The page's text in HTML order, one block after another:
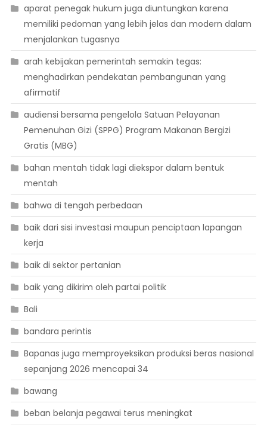
aparat penegak hukum juga diuntungkan karena
memiliki pedoman yang lebih jelas dan modern dalam
menjalankan tugasnya
arah kebijakan pemerintah semakin tegas:
menghadirkan pendekatan pembangunan yang
afirmatif
audiensi bersama pengelola Satuan Pelayanan
Pemenuhan Gizi (SPPG) Program Makanan Bergizi
Gratis (MBG)
bahan mentah tidak lagi diekspor dalam bentuk
mentah
bahwa di tengah perbedaan
baik dari sisi investasi maupun penciptaan lapangan
kerja
baik di sektor pertanian
baik yang dikirim oleh partai politik
Bali
bandara perintis
Bapanas juga memproyeksikan produksi beras nasional
sepanjang 2026 mencapai 34
bawang
beban belanja pegawai terus meningkat